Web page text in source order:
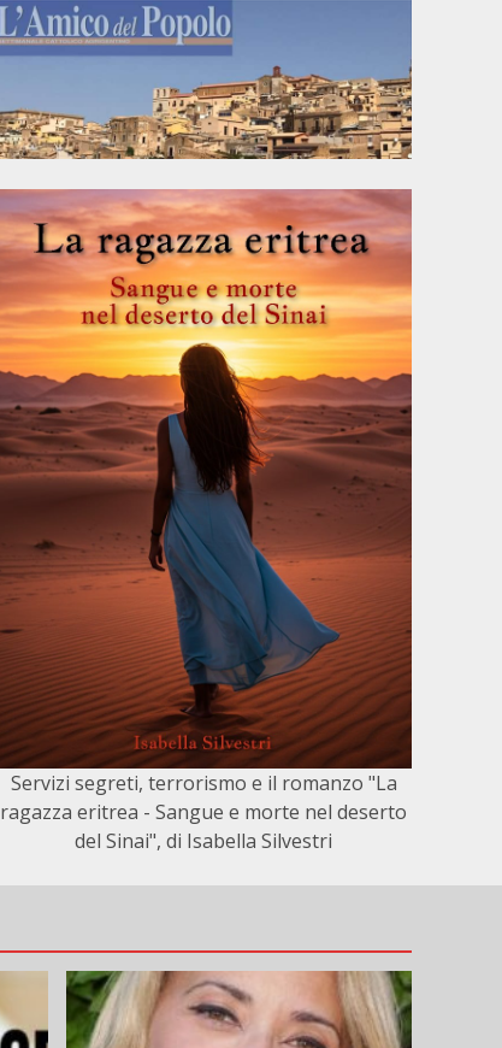
Servizi segreti, terrorismo e il romanzo "La
ragazza eritrea - Sangue e morte nel deserto
del Sinai", di Isabella Silvestri